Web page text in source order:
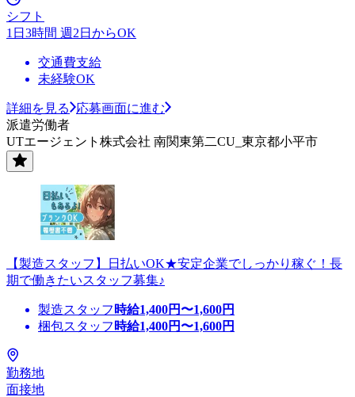
シフト
1日3時間 週2日からOK
交通費支給
未経験OK
詳細を見る
応募画面に進む
派遣労働者
UTエージェント株式会社 南関東第二CU_東京都小平市
【製造スタッフ】日払いOK★安定企業でしっかり稼ぐ！長
期で働きたいスタッフ募集♪
製造スタッフ 時給1,400円〜1,600円
梱包スタッフ 時給1,400円〜1,600円
勤務地
面接地